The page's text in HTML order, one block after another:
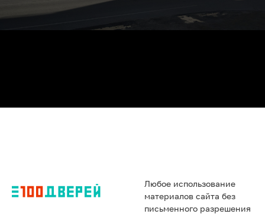
Любое использование
материалов сайта без
письменного разрешения